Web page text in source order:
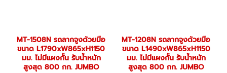
MT-1508N รถลากจูงด้วยมือ
ขนาด L1790xW865xH1150
มม. ไม่มีแผงกั้น รับน้ำหนัก
สูงสุด 800 กก. JUMBO
MT-1208N รถลากจูงด้วยมือ
ขนาด L1490xW865xH1150
มม. ไม่มีแผงกั้น รับน้ำหนัก
สูงสุด 800 กก. JUMBO